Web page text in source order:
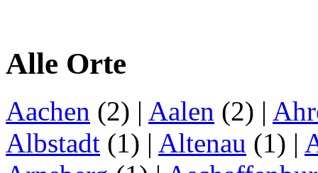
Alle Orte
Aachen (2) | Aalen (2) |
Albstadt (1) | Altenau (1) |